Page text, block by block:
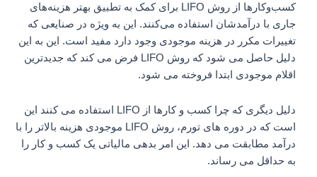
کسب‌وکارها از روش LIFO برای کمک به تطبیق بهتر هزینه‌های
جاری با درآمدشان استفاده می‌کنند. این به ویژه در صنایعی که
تغییرات مکرر در هزینه موجودی وجود دارد مفید است. این به این
دلیل حاصل می شود که روش LIFO فرض می کند که جدیدترین
اقلام موجودی ابتدا فروخته می شود.
دلیل دیگری که چرا کسب و کارها از LIFO استفاده می کنند این
است که در دوره های تورم، روش LIFO موجودی هزینه بالاتر را با
درآمد مطابقت می دهد. این امر بدهی مالیاتی یک کسب و کار را
به حداقل می رساند.